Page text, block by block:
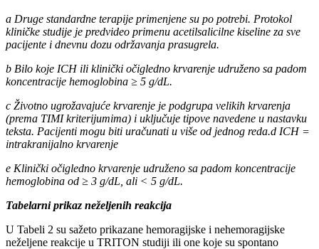
a Druge standardne terapije primenjene su po potrebi. Protokol
kliničke studije je predvideo primenu acetilsalicilne kiseline za sve
pacijente i dnevnu dozu održavanja prasugrela.
b Bilo koje ICH ili klinički očigledno krvarenje udruženo sa padom
koncentracije hemoglobina ≥ 5 g/dL.
c Životno ugrožavajuće krvarenje je podgrupa velikih krvarenja
(prema TIMI kriterijumima) i uključuje tipove navedene u nastavku
teksta. Pacijenti mogu biti uračunati u više od jednog reda.d ICH =
intrakranijalno krvarenje
e Klinički očigledno krvarenje udruženo sa padom koncentracije
hemoglobina od ≥ 3 g/dL, ali ˂ 5 g/dL.
Tabelarni prikaz neželjenih reakcija
U Tabeli 2 su sažeto prikazane hemoragijske i nehemoragijske
neželjene reakcije u TRITON studiji ili one koje su spontano